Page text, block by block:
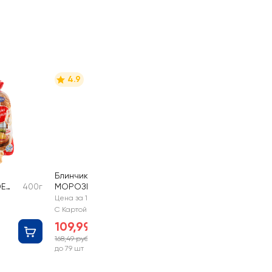
400г
4.9
Блинчики
МОРОЗКО с мясом
Цена за 1 шт
С Картой №1
109,99 руб
168,49 руб
до 79 шт